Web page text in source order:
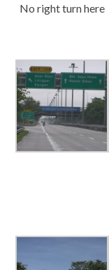
No right turn here